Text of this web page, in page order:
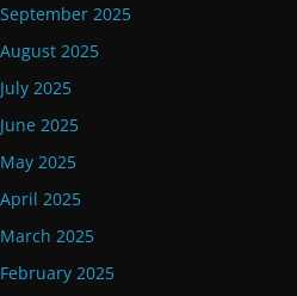
September 2025
August 2025
July 2025
June 2025
May 2025
April 2025
March 2025
February 2025